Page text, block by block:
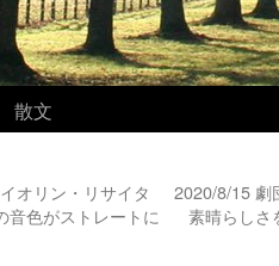
散文
オリン・リサイタ
色がストレートに
2020/8/15
素晴らしさ